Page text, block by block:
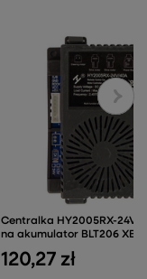
Centralka HY2005RX-24V/
na akumulator BLT206 XB-
120,27 zł